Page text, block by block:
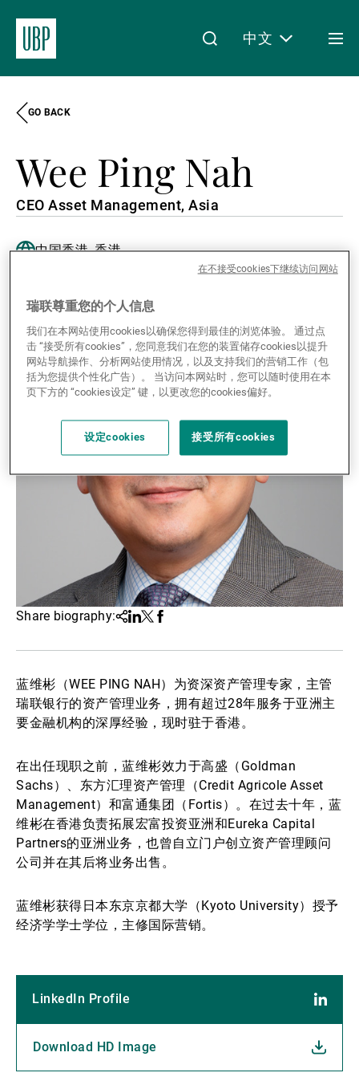
关于我们
财富管理
第三方资产管理机构
联系
中文
GO BACK
Wee Ping Nah
CEO Asset Management, Asia
中国香港, 香港
English, Japanese, Cantonese, Mandarin
Share biography:Share
Linkedin
Twitter
Facebook
蓝维彬（WEE PING NAH）为资深资产管理专家，主管
瑞联银行的资产管理业务，拥有超过28年服务于亚洲主
要金融机构的深厚经验，现时驻于香港。
在出任现职之前，蓝维彬效力于高盛（Goldman
Sachs）、东方汇理资产管理（Credit Agricole Asset
Management）和富通集团（Fortis）。在过去十年，蓝
维彬在香港负责拓展宏富投资亚洲和Eureka Capital
Partners的亚洲业务，也曾自立门户创立资产管理顾问
公司并在其后将业务出售。
蓝维彬获得日本东京京都大学（Kyoto University）授予
经济学学士学位，主修国际营销。
LinkedIn Profile
Download HD Image
瑞联尊重您的个人信息
我们在本网站使用cookies以确保您得到最佳的浏览体验。 通过点
击 “接受所有cookies”，您同意我们在您的装置储存cookies以提升
网站导航操作、分析网站使用情况，以及支持我们的营销工作（包
括为您提供个性化广告）。 当访问本网站时，您可以随时使用在本
页下方的 “cookies设定” 键，以更改您的cookies偏好。
设定cookies 接受所有cookies
在不接受cookies下继续访问网站